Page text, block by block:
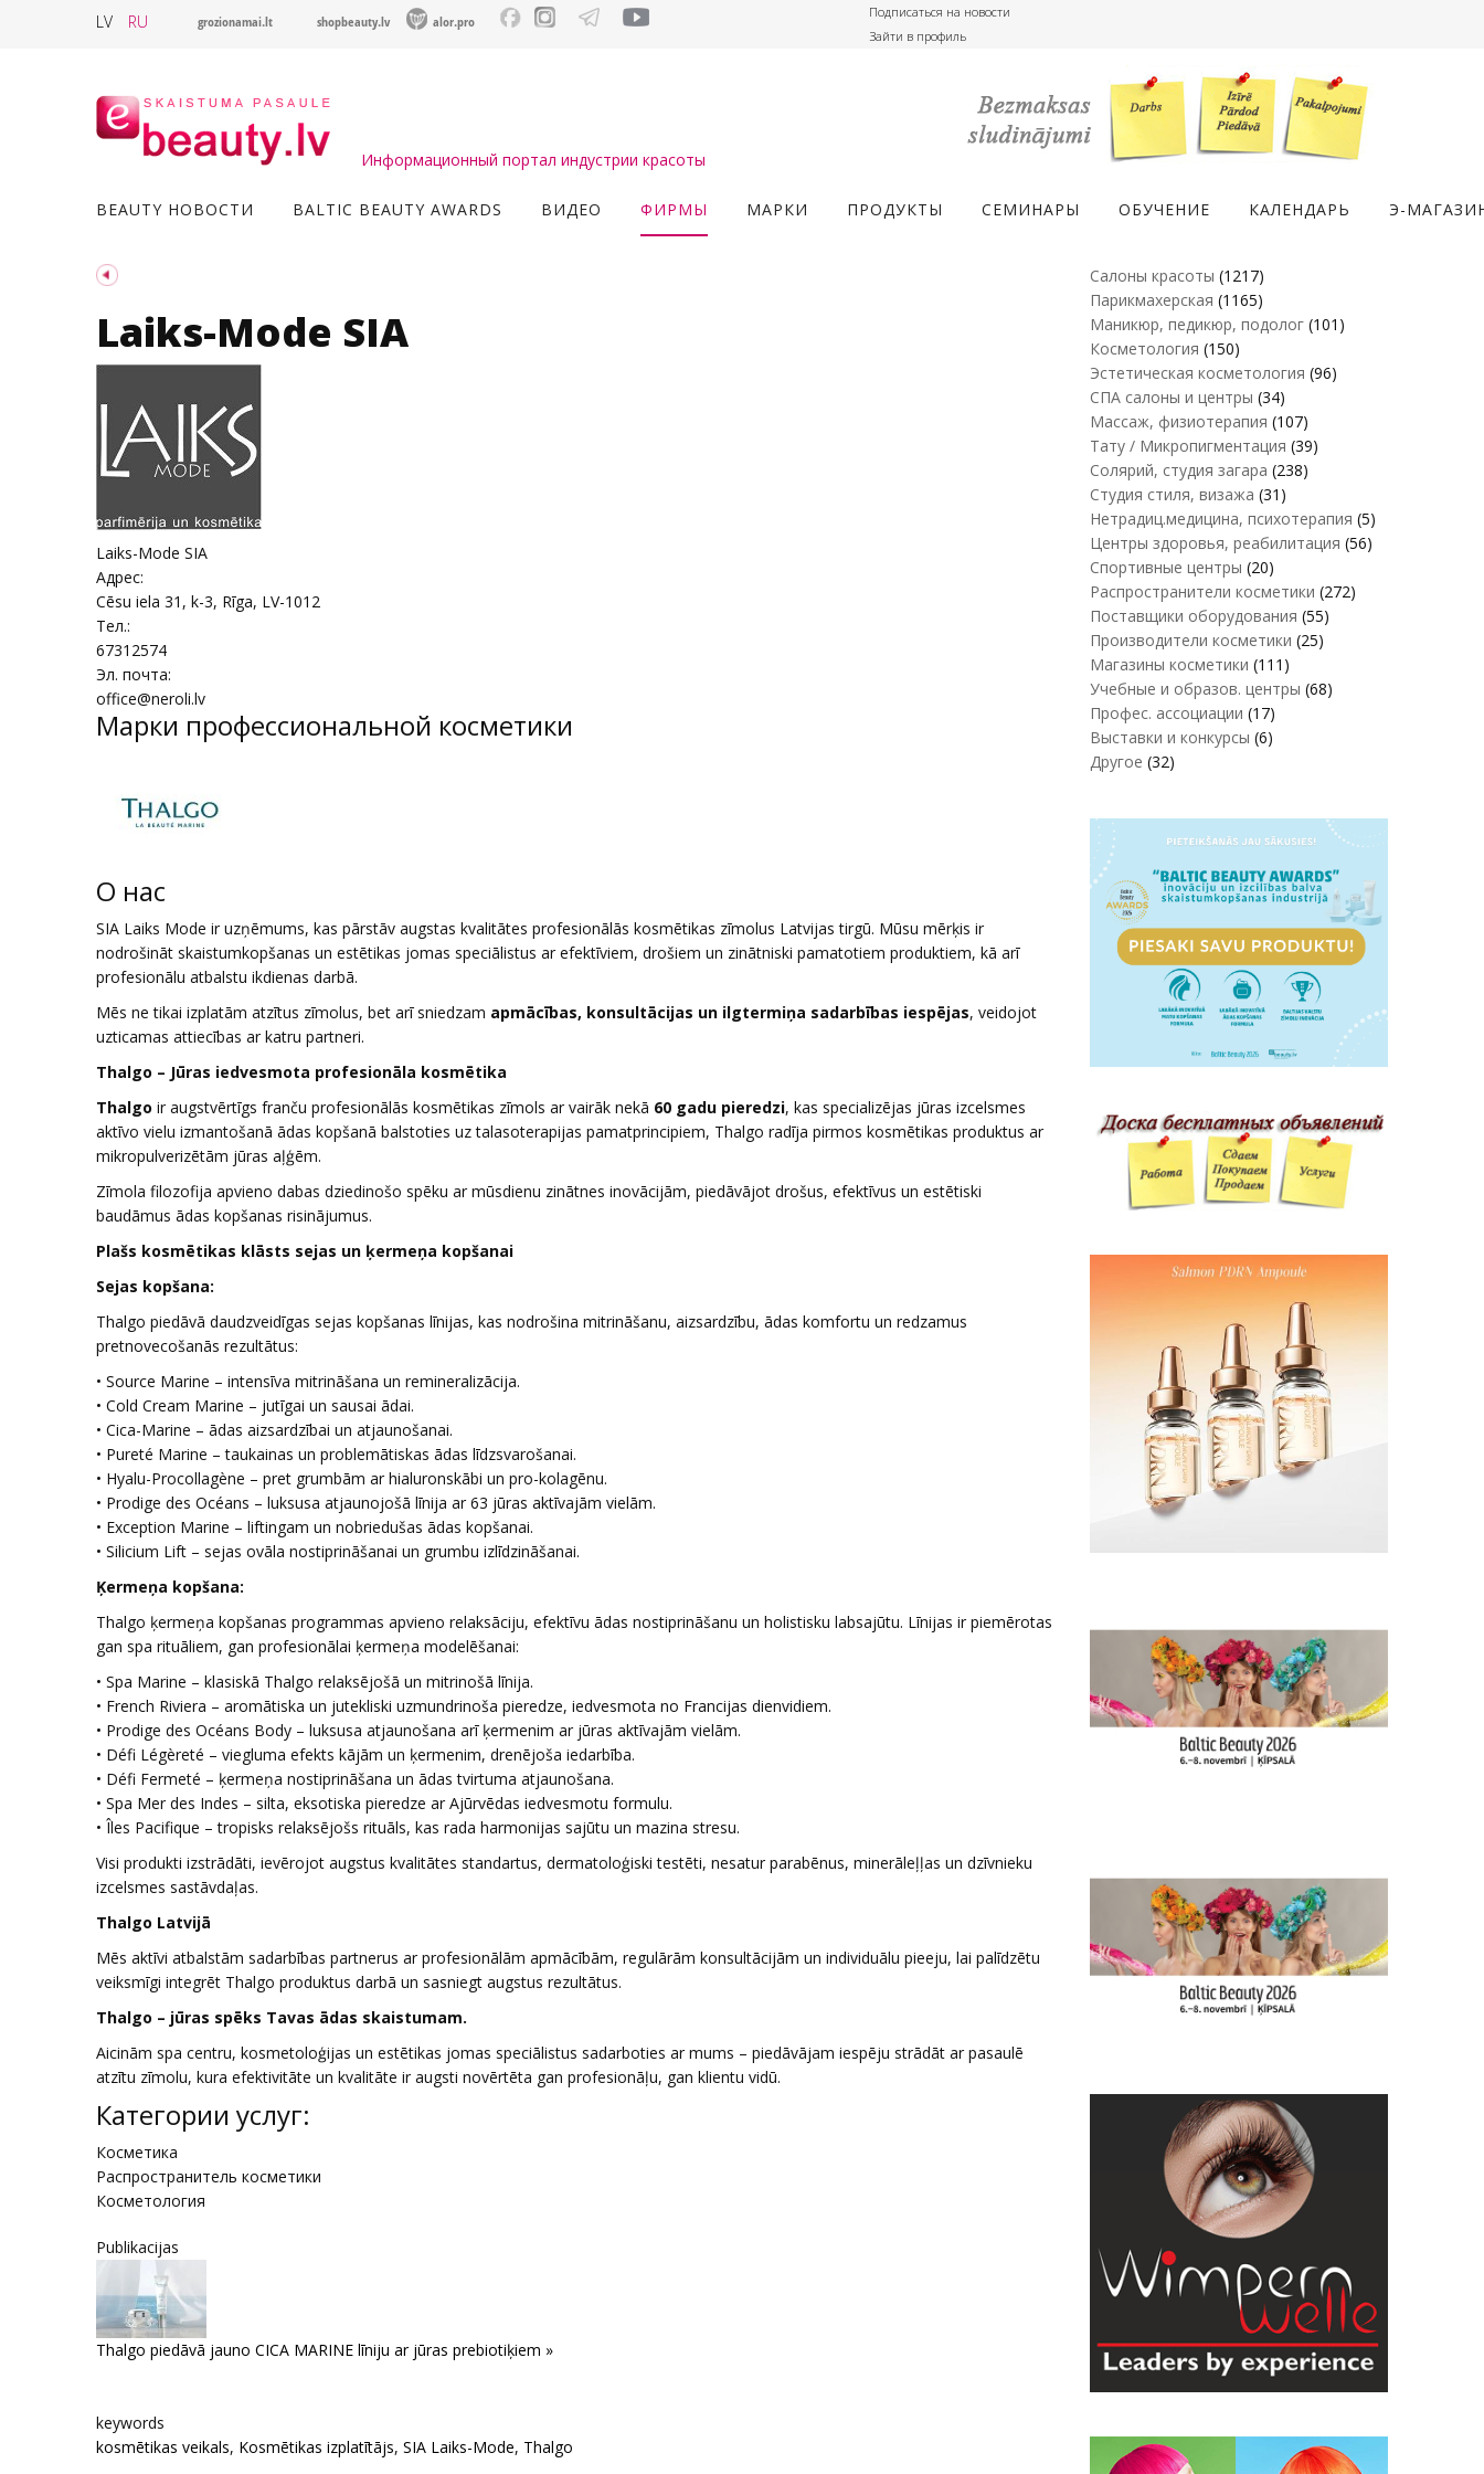
LV RU grozionamai.lt shopbeauty.lv alor.pro
Подписаться на новости
Зайти в профиль
Информационный портал индустрии красоты
BEAUTY НОВОСТИ BALTIC BEAUTY AWARDS ВИДЕО ФИРМЫ МАРКИ ПРОДУКТЫ СЕМИНАРЫ ОБУЧЕНИЕ КАЛЕНДАРЬ Э-
Laiks-Mode SIA
Laiks-Mode SIA
Адрес:
Cēsu iela 31, k-3, Rīga, LV-1012
Тел.:
67312574
Эл. почта:
office@neroli.lv
Марки профессиональной косметики
О нас
SIA Laiks Mode ir uzņēmums, kas pārstāv augstas kvalitātes profesionālās kosmētikas zīmolus Latvijas tirgū. Mūsu mērķis ir
nodrošināt skaistumkopšanas un estētikas jomas speciālistus ar efektīviem, drošiem un zinātniski pamatotiem produktiem, kā arī
profesionālu atbalstu ikdienas darbā.
Mēs ne tikai izplatām atzītus zīmolus, bet arī sniedzam apmācības, konsultācijas un ilgtermiņa sadarbības iespējas, veidojot
uzticamas attiecības ar katru partneri.
Thalgo – Jūras iedvesmota profesionāla kosmētika
Thalgo ir augstvērtīgs franču profesionālās kosmētikas zīmols ar vairāk nekā 60 gadu pieredzi, kas specializējas jūras izcelsmes
aktīvo vielu izmantošanā ādas kopšanā balstoties uz talasoterapijas pamatprincipiem, Thalgo radīja pirmos kosmētikas produktus ar
mikropulverizētām jūras aļģēm.
Zīmola filozofija apvieno dabas dziedinošo spēku ar mūsdienu zinātnes inovācijām, piedāvājot drošus, efektīvus un estētiski
baudāmus ādas kopšanas risinājumus.
Plašs kosmētikas klāsts sejas un ķermeņa kopšanai
Sejas kopšana:
Thalgo piedāvā daudzveidīgas sejas kopšanas līnijas, kas nodrošina mitrināšanu, aizsardzību, ādas komfortu un redzamus
pretnovecošanās rezultātus:
• Source Marine – intensīva mitrināšana un remineralizācija.
• Cold Cream Marine – jutīgai un sausai ādai.
• Cica-Marine – ādas aizsardzībai un atjaunošanai.
• Pureté Marine – taukainas un problemātiskas ādas līdzsvarošanai.
• Hyalu-Procollagène – pret grumbām ar hialuronskābi un pro-kolagēnu.
• Prodige des Océans – luksusa atjaunojošā līnija ar 63 jūras aktīvajām vielām.
• Exception Marine – liftingam un nobriedušas ādas kopšanai.
• Silicium Lift – sejas ovāla nostiprināšanai un grumbu izlīdzināšanai.
Ķermeņa kopšana:
Thalgo ķermeņa kopšanas programmas apvieno relaksāciju, efektīvu ādas nostiprināšanu un holistisku labsajūtu. Līnijas ir piemērotas
gan spa rituāliem, gan profesionālai ķermeņa modelēšanai:
• Spa Marine – klasiskā Thalgo relaksējošā un mitrinošā līnija.
• French Riviera – aromātiska un jutekliski uzmundrinoša pieredze, iedvesmota no Francijas dienvidiem.
• Prodige des Océans Body – luksusa atjaunošana arī ķermenim ar jūras aktīvajām vielām.
• Défi Légèreté – viegluma efekts kājām un ķermenim, drenējoša iedarbība.
• Défi Fermeté – ķermeņa nostiprināšana un ādas tvirtuma atjaunošana.
• Spa Mer des Indes – silta, eksotiska pieredze ar Ajūrvēdas iedvesmotu formulu.
• Îles Pacifique – tropisks relaksējošs rituāls, kas rada harmonijas sajūtu un mazina stresu.
Visi produkti izstrādāti, ievērojot augstus kvalitātes standartus, dermatoloģiski testēti, nesatur parabēnus, minerāleļļas un dzīvnieku
izcelsmes sastāvdaļas.
Thalgo Latvijā
Mēs aktīvi atbalstām sadarbības partnerus ar profesionālām apmācībām, regulārām konsultācijām un individuālu pieeju, lai palīdzētu
veiksmīgi integrēt Thalgo produktus darbā un sasniegt augstus rezultātus.
Thalgo – jūras spēks Tavas ādas skaistumam.
Aicinām spa centru, kosmetoloģijas un estētikas jomas speciālistus sadarboties ar mums – piedāvājam iespēju strādāt ar pasaulē
atzītu zīmolu, kura efektivitāte un kvalitāte ir augsti novērtēta gan profesionāļu, gan klientu vidū.
Категории услуг:
Косметика
Распространитель косметики
Косметология
Publikacijas
Thalgo piedāvā jauno CICA MARINE līniju ar jūras prebiotiķiem »
keywords
kosmētikas veikals, Kosmētikas izplatītājs, SIA Laiks-Mode, Thalgo
Салоны красоты (1217)
Парикмахерская (1165)
Маникюр, педикюр, подолог (101)
Косметология (150)
Эстетическая косметология (96)
СПА салоны и центры (34)
Массаж, физиотерапия (107)
Тату / Микропигментация (39)
Солярий, студия загара (238)
Студия стиля, визажа (31)
Нетрадиц.медицина, психотерапия (5)
Центры здоровья, реабилитация (56)
Спортивные центры (20)
Распространители косметики (272)
Поставщики оборудования (55)
Производители косметики (25)
Магазины косметики (111)
Учебные и образов. центры (68)
Профес. ассоциации (17)
Выставки и конкурсы (6)
Другое (32)